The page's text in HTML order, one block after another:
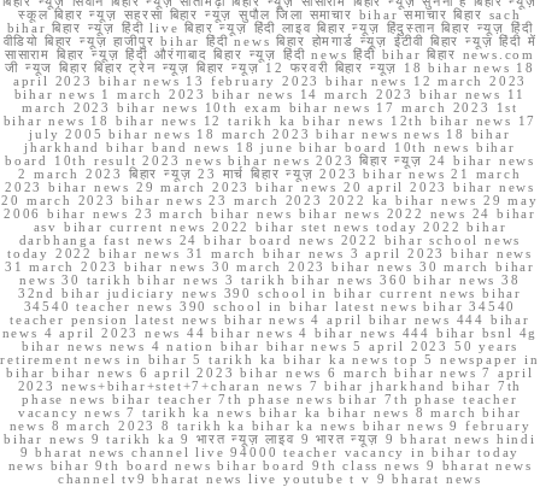
स्कूल बिहार न्यूज़ सहरसा बिहार न्यूज़ सुपौल जिला समाचार bihar समाचार बिहार sach
bihar बिहार न्यूज़ हिंदी live बिहार न्यूज़ हिंदी लाइव बिहार न्यूज़ हिंदुस्तान बिहार न्यूज़ हिंदी
वीडियो बिहार न्यूज़ हाजीपुर bihar हिंदी news बिहार होमगार्ड न्यूज़ ईटीवी बिहार न्यूज़ हिंदी में
सासाराम बिहार न्यूज़ हिंदी औरंगाबाद बिहार न्यूज़ हिंदी news हिंदी bihar बिहार news.com
जी न्यूज बिहार बिहार ट्रेन न्यूज़ बिहार न्यूज़ 12 फरवरी बिहार न्यूज़ 18 bihar news 18
april 2023 bihar news 13 february 2023 bihar news 12 march 2023
bihar news 1 march 2023 bihar news 14 march 2023 bihar news 11
march 2023 bihar news 10th exam bihar news 17 march 2023 1st
bihar news 18 bihar news 12 tarikh ka bihar news 12th bihar news 17
july 2005 bihar news 18 march 2023 bihar news news 18 bihar
jharkhand bihar band news 18 june bihar board 10th news bihar
board 10th result 2023 news bihar news 2023 बिहार न्यूज़ 24 bihar news
2 march 2023 बिहार न्यूज़ 23 मार्च बिहार न्यूज़ 2023 bihar news 21 march
2023 bihar news 29 march 2023 bihar news 20 april 2023 bihar news
20 march 2023 bihar news 23 march 2023 2022 ka bihar news 29 may
2006 bihar news 23 march bihar news bihar news 2022 news 24 bihar
asv bihar current news 2022 bihar stet news today 2022 bihar
darbhanga fast news 24 bihar board news 2022 bihar school news
today 2022 bihar news 31 march bihar news 3 april 2023 bihar news
31 march 2023 bihar news 30 march 2023 bihar news 30 march bihar
news 30 tarikh bihar news 3 tarikh bihar news 360 bihar news 38
32nd bihar judiciary news 390 school in bihar current news bihar
34540 teacher news 390 school in bihar latest news bihar 34540
teacher pension latest news bihar news 4 april bihar news 444 bihar
news 4 april 2023 news 44 bihar news 4 bihar news 444 bihar bsnl 4g
bihar news news 4 nation bihar bihar news 5 april 2023 50 years
retirement news in bihar 5 tarikh ka bihar ka news top 5 newspaper in
bihar bihar news 6 april 2023 bihar news 6 march bihar news 7 april
2023 news+bihar+stet+7+charan news 7 bihar jharkhand bihar 7th
phase news bihar teacher 7th phase news bihar 7th phase teacher
vacancy news 7 tarikh ka news bihar ka bihar news 8 march bihar
news 8 march 2023 8 tarikh ka bihar ka news bihar news 9 february
bihar news 9 tarikh ka 9 भारत न्यूज़ लाइव 9 भारत न्यूज़ 9 bharat news hindi
9 bharat news channel live 94000 teacher vacancy in bihar today
news bihar 9th board news bihar board 9th class news 9 bharat news
channel tv9 bharat news live youtube t v 9 bharat news